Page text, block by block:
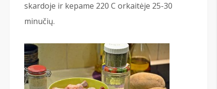
skardoje ir kepame 220 C orkaitėje 25-30
minučių.